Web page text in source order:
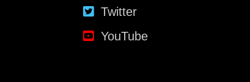
Twitter
YouTube